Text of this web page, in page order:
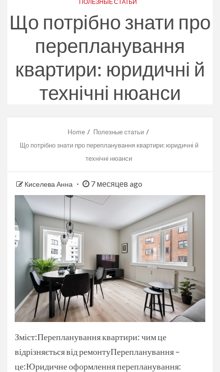
ПОЛЕЗНЫЕ СТАТЬИ
Що потрібно знати про
перепланування
квартири: юридичні й
технічні нюанси
Home
Полезные статьи
Що потрібно знати про перепланування квартири: юридичні й
технічні нюанси
Киселева Анна 7 месяцев ago
Зміст:Перепланування квартири: чим це
відрізняється від ремонтуПерепланування –
це:Юридичне оформлення перепланування: